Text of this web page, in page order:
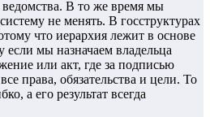
В то же время мы
не менять. В госструктурах
что иерархия лежит в основе
мы назначаем владельца
или акт, где за подписью
права, обязательства и цели. То
а его результат всегда